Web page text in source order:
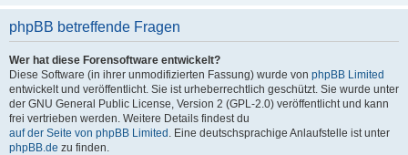
phpBB betreffende Fragen
Wer hat diese Forensoftware entwickelt?
Diese Software (in ihrer unmodifizierten Fassung) wurde von phpBB Limited
entwickelt und veröffentlicht. Sie ist urheberrechtlich geschützt. Sie wurde unter
der GNU General Public License, Version 2 (GPL-2.0) veröffentlicht und kann
frei vertrieben werden. Weitere Details findest du
auf der Seite von phpBB Limited . Eine deutschsprachige Anlaufstelle ist unter
phpBB.de zu finden.